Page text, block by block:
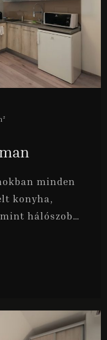
minden
konyha,
hálószoba